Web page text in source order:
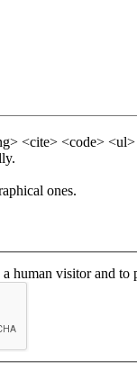
<cite> <code>
ones.
human visitor and to